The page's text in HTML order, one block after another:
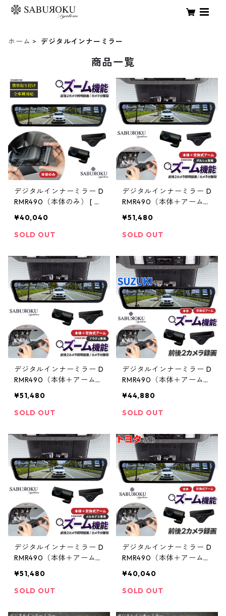
ホーム デジタルインナーミラー
商品一覧
デジタルインナーミラー D
RMR490（本体のみ） [ ド
製 ミラー型 車内 カメラ 分
離型 ドラレコ ミラー型 ド
ミラー 駐車監視 ドラレコ
前後 前後2カメラ 12イン
チ 前後同時録画 衝撃検知
]
¥40,040
SOLD OUT
デジタルインナーミラー D
RMR490（本体＋アーム）
ブレコーダー ミラー製 ミ
ラー型 車内 カメラ 分離型
コ デジタルインナーミラ
ー 駐車監視 ドラレコ 前後
前後2カメラ 12インチ 前
後同時録画 衝撃検知 ]
¥51,480
SOLD OUT
デジタルインナーミラー D
RMR490（本体＋アーム）
ブレコーダー ミラー製 ミ
ラー型 車内 カメラ 分離型
コ デジタルインナーミラ
ー 駐車監視 ドラレコ 前後
前後2カメラ 12インチ 前
後同時録画 衝撃検知 ]
¥51,480
SOLD OUT
デジタルインナーミラー D
RMR490（本体＋アーム）
レコーダー ミラー製 ミラ
ー型 車内 カメラ 分離型 ド
デジタルインナーミラー
駐車監視 ドラレコ 前後 前
後2カメラ 12インチ 前後
同時録画 衝撃検知 ]
¥44,880
SOLD OUT
デジタルインナーミラー D
RMR490（本体＋アーム）
イブレコーダー ミラー製
ミラー型 車内 カメラ 分離
レコ デジタルインナーミ
¥51,480
SOLD OUT
デジタルインナーミラー D
RMR490（本体＋アーム）
レコーダー ミラー製 ミラ
ー型 車内 カメラ 分離型 ド
デジタルインナーミラー
¥40,040
SOLD OUT